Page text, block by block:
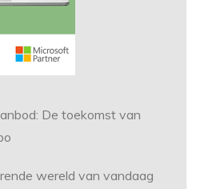
De toekomst van
wereld van vandaag